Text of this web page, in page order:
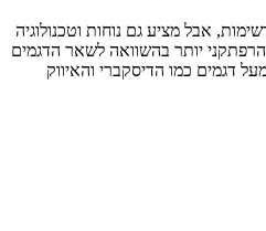
אבל מציע גם נוחות וטכנולוגיה
יותר בהשוואה לשאר הדגמים
דגמים כמו הדיסקברי והאיווק